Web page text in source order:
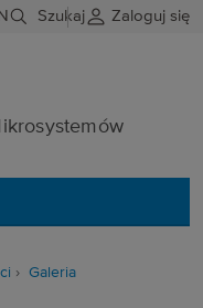
Szukaj Zaloguj się
Galeria